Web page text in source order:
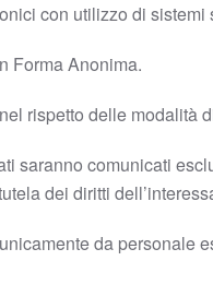
con utilizzo di sistemi
Forma Anonima.
rispetto delle modalità
saranno comunicati
dei diritti
da personale